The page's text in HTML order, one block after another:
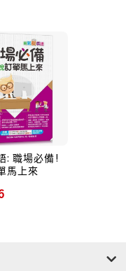
: 職場必備!
馬上來